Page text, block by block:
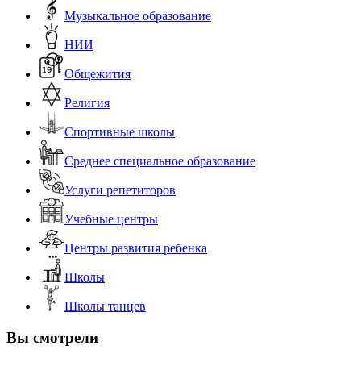
Музыкальное образование
НИИ
Общежития
Религия
Спортивные школы
Среднее специальное образование
Услуги репетиторов
Учебные центры
Центры развития ребенка
Школы
Школы танцев
Вы смотрели